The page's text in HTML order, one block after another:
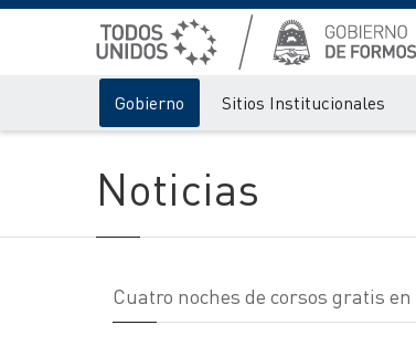
Gobierno Sitios Institucionales
Noticias
Cuatro noches de corsos gratis